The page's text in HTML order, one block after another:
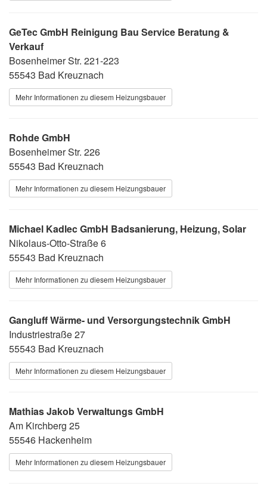
GeTec GmbH Reinigung Bau Service Beratung &
Verkauf
Bosenheimer Str. 221-223
55543 Bad Kreuznach
Mehr Informationen zu diesem Heizungsbauer
Rohde GmbH
Bosenheimer Str. 226
55543 Bad Kreuznach
Mehr Informationen zu diesem Heizungsbauer
Michael Kadlec GmbH Badsanierung, Heizung, Solar
Nikolaus-Otto-Straße 6
55543 Bad Kreuznach
Mehr Informationen zu diesem Heizungsbauer
Gangluff Wärme- und Versorgungstechnik GmbH
Industriestraße 27
55543 Bad Kreuznach
Mehr Informationen zu diesem Heizungsbauer
Mathias Jakob Verwaltungs GmbH
Am Kirchberg 25
55546 Hackenheim
Mehr Informationen zu diesem Heizungsbauer